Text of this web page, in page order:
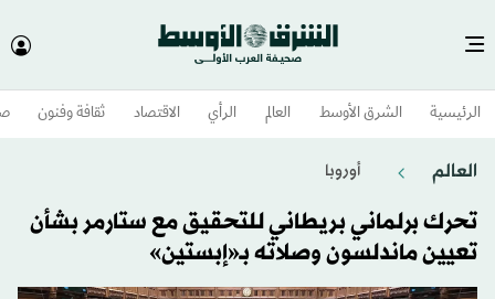
الرئيسية الشرق الأوسط​ العالم الرأي الاقتصاد ثقافة وفنون
العالم أوروبا
تحرك برلماني بريطاني للتحقيق مع ستارمر بشأن
تعيين ماندلسون وصلاته بـ«إبستين»